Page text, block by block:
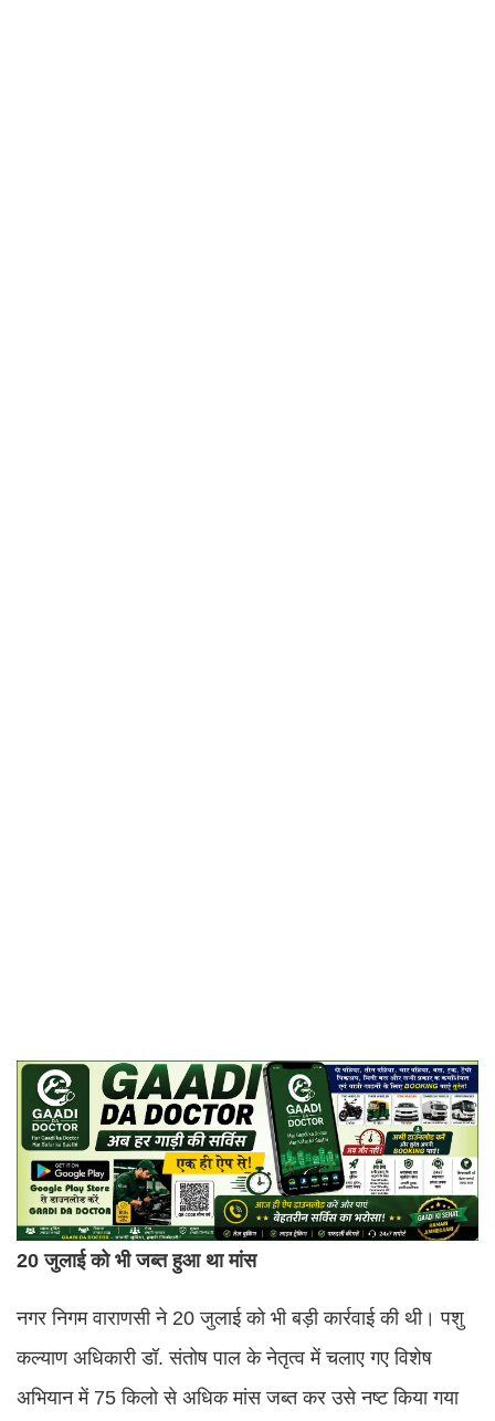
20 जुलाई को भी जब्त हुआ था मांस
नगर निगम वाराणसी ने 20 जुलाई को भी बड़ी कार्रवाई की थी। पशु
कल्याण अधिकारी डॉ. संतोष पाल के नेतृत्व में चलाए गए विशेष
अभियान में 75 किलो से अधिक मांस जब्त कर उसे नष्ट किया गया